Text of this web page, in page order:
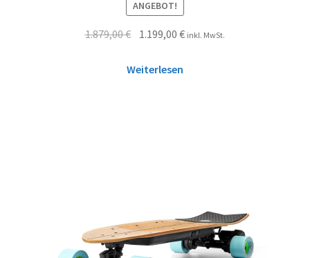
ANGEBOT!
1.879,00€ 1.199,00€ inkl. MwSt.
Weiterlesen